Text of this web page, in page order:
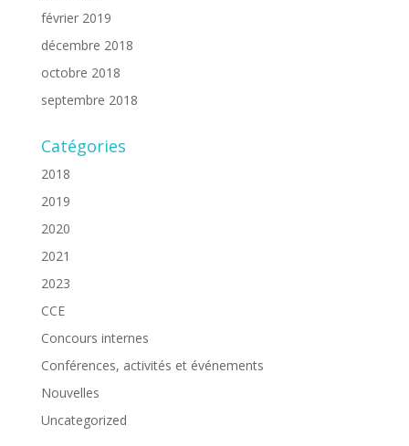
février 2019
décembre 2018
octobre 2018
septembre 2018
Catégories
2018
2019
2020
2021
2023
CCE
Concours internes
Conférences, activités et événements
Nouvelles
Uncategorized